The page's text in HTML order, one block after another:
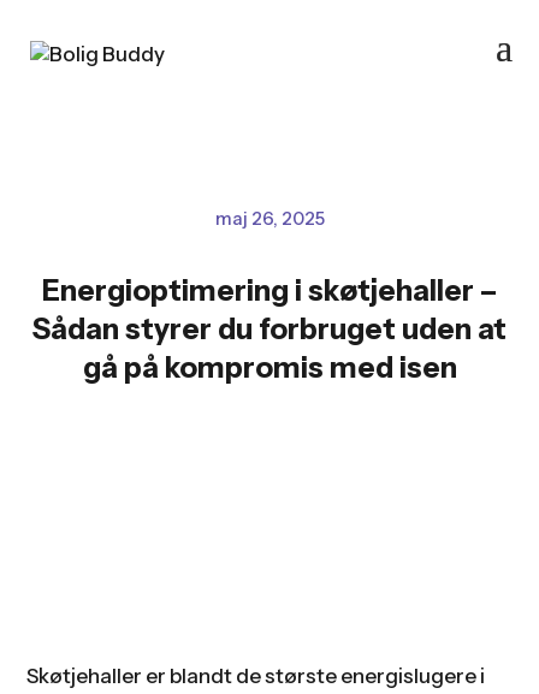
maj 26, 2025
Energioptimering i skøtjehaller –
Sådan styrer du forbruget uden at
gå på kompromis med isen
Skøtjehaller er blandt de største energislugere i